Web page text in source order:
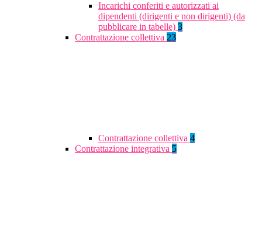
Incarichi conferiti e autorizzati ai
dipendenti (dirigenti e non dirigenti) (da
pubblicare in tabelle) 3
Contrattazione collettiva 23
Contrattazione collettiva 4
Contrattazione integrativa 5